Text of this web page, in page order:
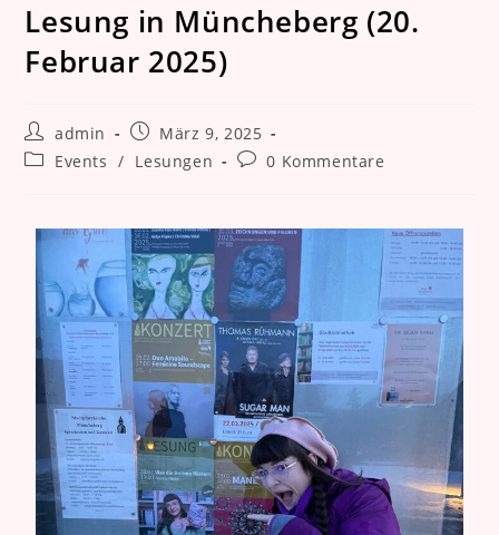
Lesung in Müncheberg (20.
Februar 2025)
admin
März 9, 2025
Events / Lesungen 0 Kommentare